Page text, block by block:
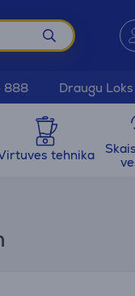
888 Draugu Loks
tehnika